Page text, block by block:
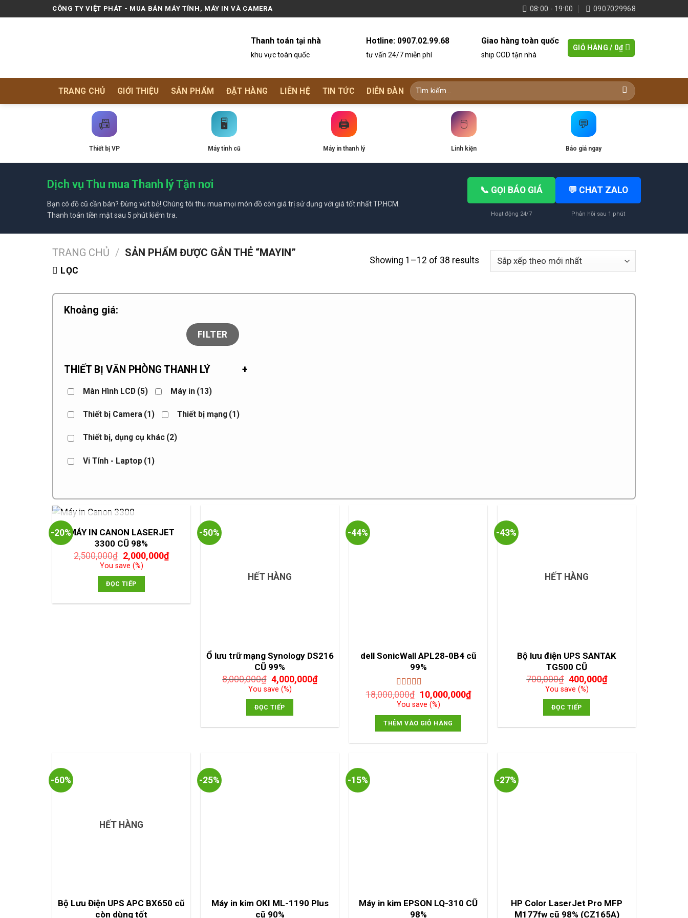
to
CÔNG TY VIỆT PHÁT - MUA BÁN MÁY TÍNH, MÁY IN VÀ CAMERA 08:00 - 19:00 0907029968
Thanh toán tại nhà
khu vực toàn quốc
Hotline: 0907.02.99.68
tư vấn 24/7 miễn phí
Giao hàng toàn quốc
ship COD tận nhà
GIỎ HÀNG / 0₫
TRANG CHỦ GIỚI THIỆU SẢN PHẨM ĐẶT HÀNG LIÊN HỆ TIN TỨC DIỄN ĐÀN
📠
Thiết bị VP
🖥️
Máy tính cũ
🖨️
Máy in thanh lý
🖱️
Linh kiện
💬
Báo giá ngay
Dịch vụ Thu mua Thanh lý Tận nơi
Bạn có đồ cũ cần bán? Đừng vứt bỏ! Chúng tôi thu mua mọi món đồ còn giá trị sử dụng với giá tốt nhất TP.HCM.
Thanh toán tiền mặt sau 5 phút kiểm tra.
📞 GỌI BÁO GIÁ
Hoạt động 24/7
💬 CHAT ZALO
Phản hồi sau 1 phút
TRANG CHỦ / SẢN PHẨM ĐƯỢC GẮN THẺ “MAYIN”
LỌC
Showing 1–12 of 38 results
Khoảng giá:
FILTER
THIẾT BỊ VĂN PHÒNG THANH LÝ +
Màn Hình LCD (5) Máy in (13)
Thiết bị Camera (1) Thiết bị mạng (1)
Thiết bị, dụng cụ khác (2)
Vi Tính - Laptop (1)
-20% HẾT HÀNG
MÁY IN CANON LASERJET
3300 CŨ 98%
2,500,000₫ Giá
gốc
là:
2,500,000₫.
2,000,000₫Giá
hiện
You save (%)
ĐỌC TIẾP
-50%
HẾT HÀNG
Ổ lưu trữ mạng Synology DS216
CŨ 99%
8,000,000₫ Giá
gốc
là:
8,000,000₫.
4,000,000₫Giá
hiện
You save (%)
ĐỌC TIẾP
-44%
dell SonicWall APL28-0B4 cũ
99%
Được xếp
hạng5.00 5
18,000,000₫ Giá
gốc
18,000,000₫.
10,000,000₫Giá
hiện
10,000,000₫.
You save (%)
THÊM VÀO GIỎ HÀNG
-43%
HẾT HÀNG
Bộ lưu điện UPS SANTAK
TG500 CŨ
700,000₫ Giá
gốc
là:
700,000₫.
400,000₫Giá
hiện
You save (%)
ĐỌC TIẾP
-60%
HẾT HÀNG
Bộ Lưu Điện UPS APC BX650 cũ
còn dùng tốt
-25%
Máy in kim OKI ML-1190 Plus
cũ 90%
-15%
Máy in kim EPSON LQ-310 CŨ
98%
-27%
HP Color LaserJet Pro MFP
M177fw cũ 98% (CZ165A)